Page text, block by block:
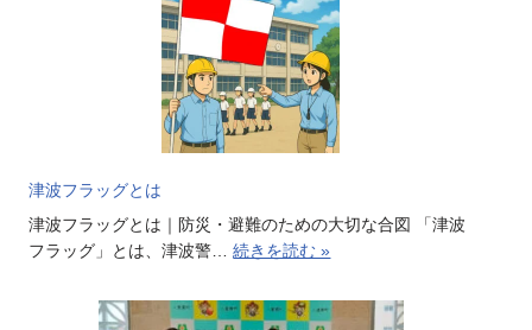
津波フラッグとは
津波フラッグとは｜防災・避難のための大切な合図 「津波
フラッグ」とは、津波警…続きを読む »